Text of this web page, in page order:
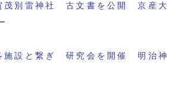
茂別雷神社 古文書を公開 京産大
施設と繋ぎ 研究会を開催 明治神